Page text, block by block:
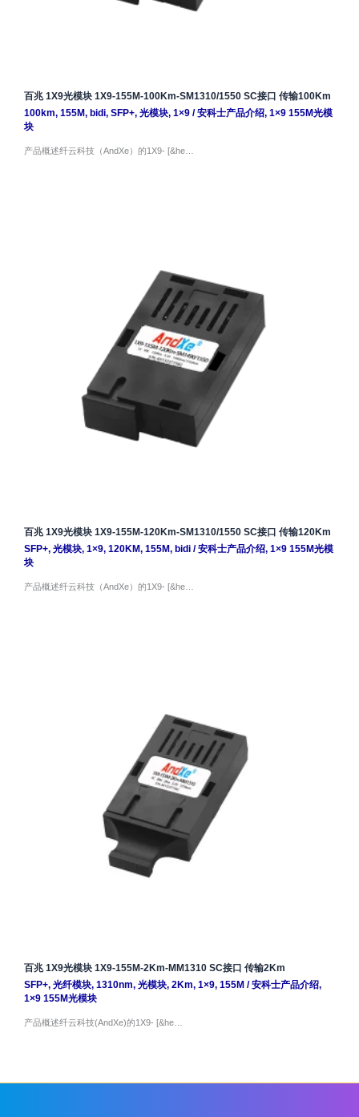
百兆 1X9光模块 1X9-155M-100Km-SM1310/1550 SC接口 传输100Km
100km, 155M, bidi, SFP+, 光模块, 1×9/安科士产品介绍, 1×9 155M光模
块
产品概述纤云科技（AndXe）的1X9- [&he…
百兆 1X9光模块 1X9-155M-120Km-SM1310/1550 SC接口 传输120Km
SFP+, 光模块, 1×9, 120KM, 155M, bidi/安科士产品介绍, 1×9 155M光模
块
产品概述纤云科技（AndXe）的1X9- [&he…
百兆 1X9光模块 1X9-155M-2Km-MM1310 SC接口 传输2Km
SFP+, 光纤模块, 1310nm, 光模块, 2Km, 1×9, 155M /安科士产品介绍,
1×9 155M光模块
产品概述纤云科技(AndXe)的1X9- [&he…